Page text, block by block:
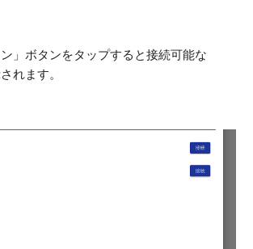
」ボタンをタップすると接続可能な
れます。